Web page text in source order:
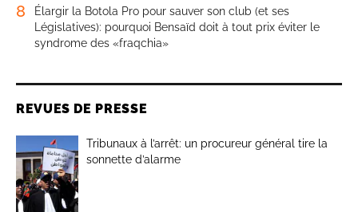
8
Élargir la Botola Pro pour sauver son club (et ses
Législatives): pourquoi Bensaïd doit à tout prix éviter le
syndrome des «fraqchia»
REVUES DE PRESSE
Tribunaux à l’arrêt: un procureur général tire la
sonnette d’alarme